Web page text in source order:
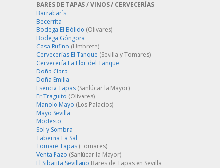
BARES DE TAPAS / VINOS / CERVECERÍAS
Barrabar´s
Becerrita
Bodega El Bólido (Olivares)
Bodega Góngora
Casa Rufino (Umbrete)
Cervecerías El Tanque (Sevilla y Tomares)
Cervecería La Flor del Tanque
Doña Clara
Doña Emilia
Esencia Tapas (Sanlúcar la Mayor)
Er Traguito (Olivares)
Manolo Mayo (Los Palacios)
Mayo Sevilla
Modesto
Sol y Sombra
Taberna La Sal
Tomaré Tapas (Tomares)
Venta Pazo (Sanlúcar la Mayor)
El Sibarita Sevillano Bares de Tapas en Sevilla